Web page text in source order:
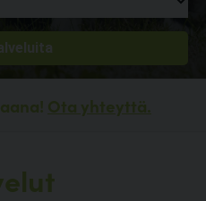
Ota yhteyttä.